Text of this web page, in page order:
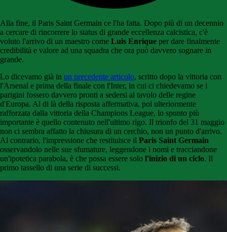
Alla fine, il Paris Saint Germain ce l'ha fatta. Dopo più di un decennio
a cercare di rincorrere lo status di grande eccellenza calcistica, c'è
voluto l'arrivo di un maestro come Luis Enrique per dare finalmente
credibilità e valore ad una squadra che ora può davvero sognare in
grande.
Lo dicevamo già in un precedente articolo, scritto dopo la vittoria con
l'Arsenal e prima della finale con l'Inter, in cui ci chiedevamo se i
parigini fossero davvero pronti a sedersi al tavolo delle regine
d'Europa. Al di là della risposta affermativa, poi ulteriormente
rafforzata dalla vittoria della Champions League, lo spunto più
importante è quello contenuto nell'ultimo rigo. Il trionfo del 31 maggio
non ci sembra affatto la chiusura di un cerchio, non un punto d'arrivo.
Al contrario, l'impressione che restituisce il Paris Saint Germain
osservandolo nelle sue sfumature, leggendone i nomi e tracciandone
un'ipotetica parabola, è che possa essere solo l'inizio di un ciclo. Il
primo tassello di una serie di successi.